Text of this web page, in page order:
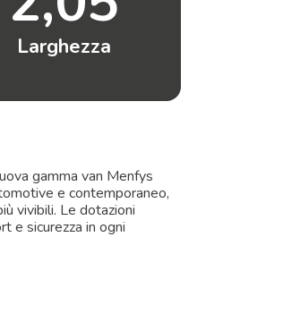
Larghezza
gamma van Menfys
e contemporaneo,
vivibili. Le dotazioni
e sicurezza in ogni